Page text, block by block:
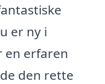
er ny i
en erfaren
den rette